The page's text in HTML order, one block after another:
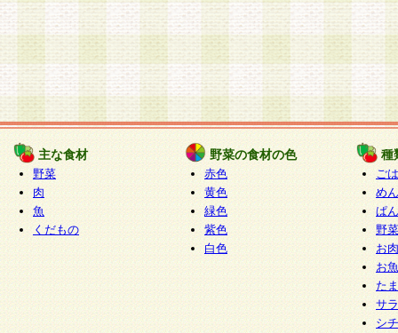
主な食材
野菜
肉
魚
くだもの
野菜の食材の色
赤色
黄色
緑色
紫色
白色
種
ご
めん
ぱん
野
お
お
た
サ
シ